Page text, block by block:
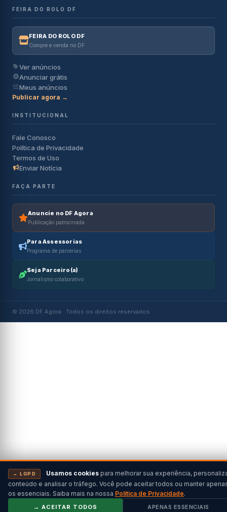
FEIRA DO ROLO DF
FEIRA DO ROLO DF
Compre e venda no DF
Ver anúncios
Anunciar grátis
Meus anúncios
Publicar agora →
INSTITUCIONAL
Fale Conosco
Política de Privacidade
Termos de Uso
Enviar Notícia
FAÇA PARTE
Anuncie no DF Agora
Publicação patrocinada
Para Assessorias
Programa de parcerias
Seja Parceiro(a)
Jornalismo colaborativo
© 2026 DF Agora · Todos os direitos reservados
→ LGPD Usamos cookies para melhorar sua experiência,
conteúdo e analisar o tráfego. Você pode aceitar todos ou manter
os essenciais. Saiba mais na nossa Política de Privacidade.
→ ACEITAR TODOS APENAS ESSENCIAIS